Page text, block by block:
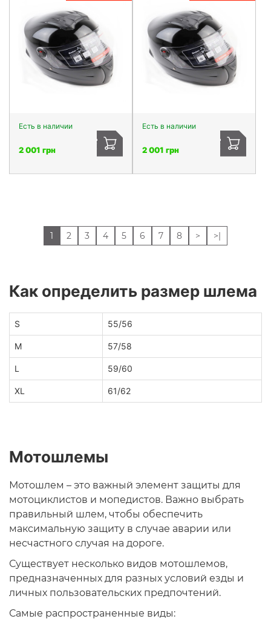
Есть в наличии
2 001 грн
Есть в наличии
2 001 грн
1 2 3 4 5 6 7 8 > >|
Как определить размер шлема
S 55/56
M 57/58
L 59/60
XL 61/62
Мотошлемы
Мотошлем – это важный элемент защиты для
мотоциклистов и мопедистов. Важно выбрать
правильный шлем, чтобы обеспечить
максимальную защиту в случае аварии или
несчастного случая на дороге.
Существует несколько видов мотошлемов,
предназначенных для разных условий езды и
личных пользовательских предпочтений.
Самые распространенные виды: